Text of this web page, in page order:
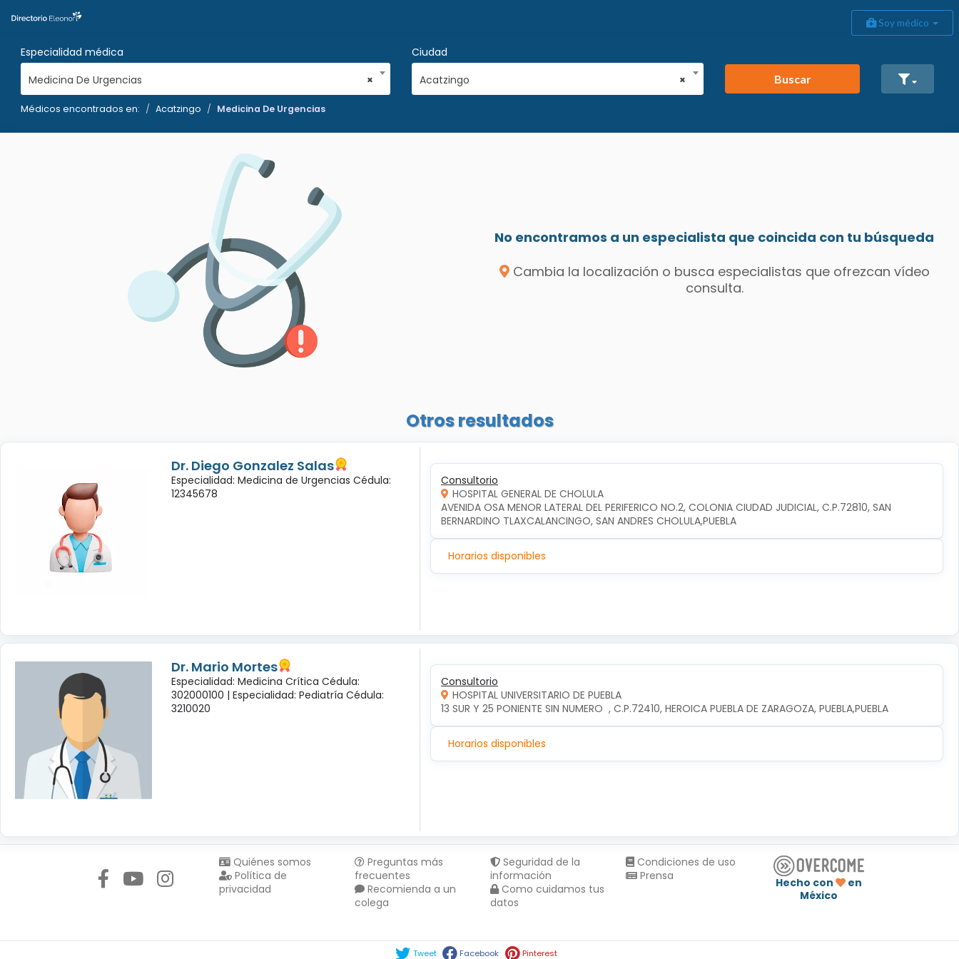
Soy médico
Especialidad médica
×
Medicina De Urgencias
Ciudad
×
Acatzingo Buscar
Médicos encontrados en: Acatzingo Medicina De Urgencias
No encontramos a un especialista que coincida con tu búsqueda
Cambia la localización o busca especialistas que ofrezcan vídeo
consulta.
Otros resultados
Dr. Diego Gonzalez Salas
Especialidad: Medicina de Urgencias Cédula:
12345678
Consultorio
HOSPITAL GENERAL DE CHOLULA
AVENIDA OSA MENOR LATERAL DEL PERIFERICO NO.2, COLONIA CIUDAD JUDICIAL, C.P.72810, SAN
BERNARDINO TLAXCALANCINGO, SAN ANDRES CHOLULA,PUEBLA
Horarios disponibles
Dr. Mario Mortes
Especialidad: Medicina Crítica Cédula:
302000100 | Especialidad: Pediatría Cédula:
3210020
Consultorio
HOSPITAL UNIVERSITARIO DE PUEBLA
13 SUR Y 25 PONIENTE SIN NUMERO  , C.P.72410, HEROICA PUEBLA DE ZARAGOZA, PUEBLA,PUEBLA
Horarios disponibles
Quiénes somos
Política de
privacidad
Preguntas más
frecuentes
Recomienda a un
colega
Seguridad de la
información
Como cuidamos tus
datos
Condiciones de uso
Prensa
Hecho con
en
México
Tweet Facebook Pinterest